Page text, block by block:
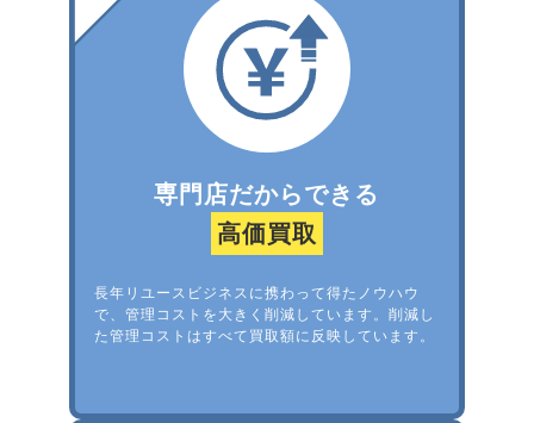
専門店だからできる
高価買取
長年リユースビジネスに携わって得たノウハウ
で、管理コストを大きく削減しています。削減し
た管理コストはすべて買取額に反映しています。